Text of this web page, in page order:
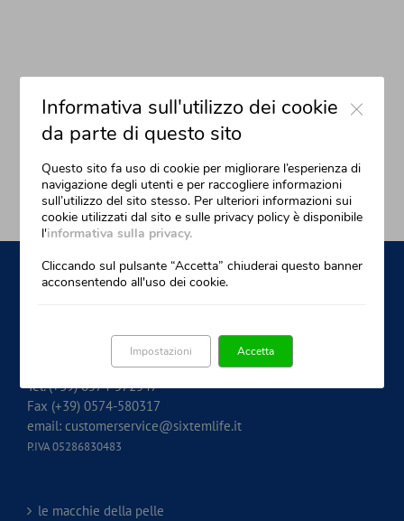
Via Tourcoing 23 - 59100 Prato - Italy
Tel. (+39) 0574-572547
Fax (+39) 0574-580317
email: customerservice@sixtemlife.it
P.IVA 05286830483
le macchie della pelle
Informativa sull'utilizzo dei cookie
da parte di questo sito
Questo sito fa uso di cookie per migliorare l’esperienza di
navigazione degli utenti e per raccogliere informazioni
sull’utilizzo del sito stesso. Per ulteriori informazioni sui
cookie utilizzati dal sito e sulle privacy policy è disponibile
l'informativa sulla privacy.
Cliccando sul pulsante “Accetta” chiuderai questo banner
acconsentendo all'uso dei cookie.
Accetta
Impostazioni